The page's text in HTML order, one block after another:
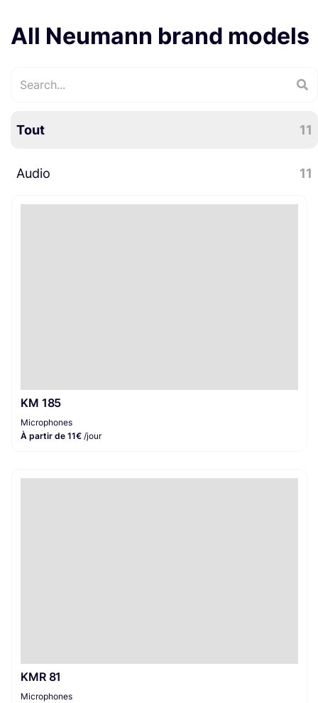
All Neumann brand models
Tout 11
Audio 11
KM 185
Microphones
À partir de 11€ /jour
KMR 81
Microphones